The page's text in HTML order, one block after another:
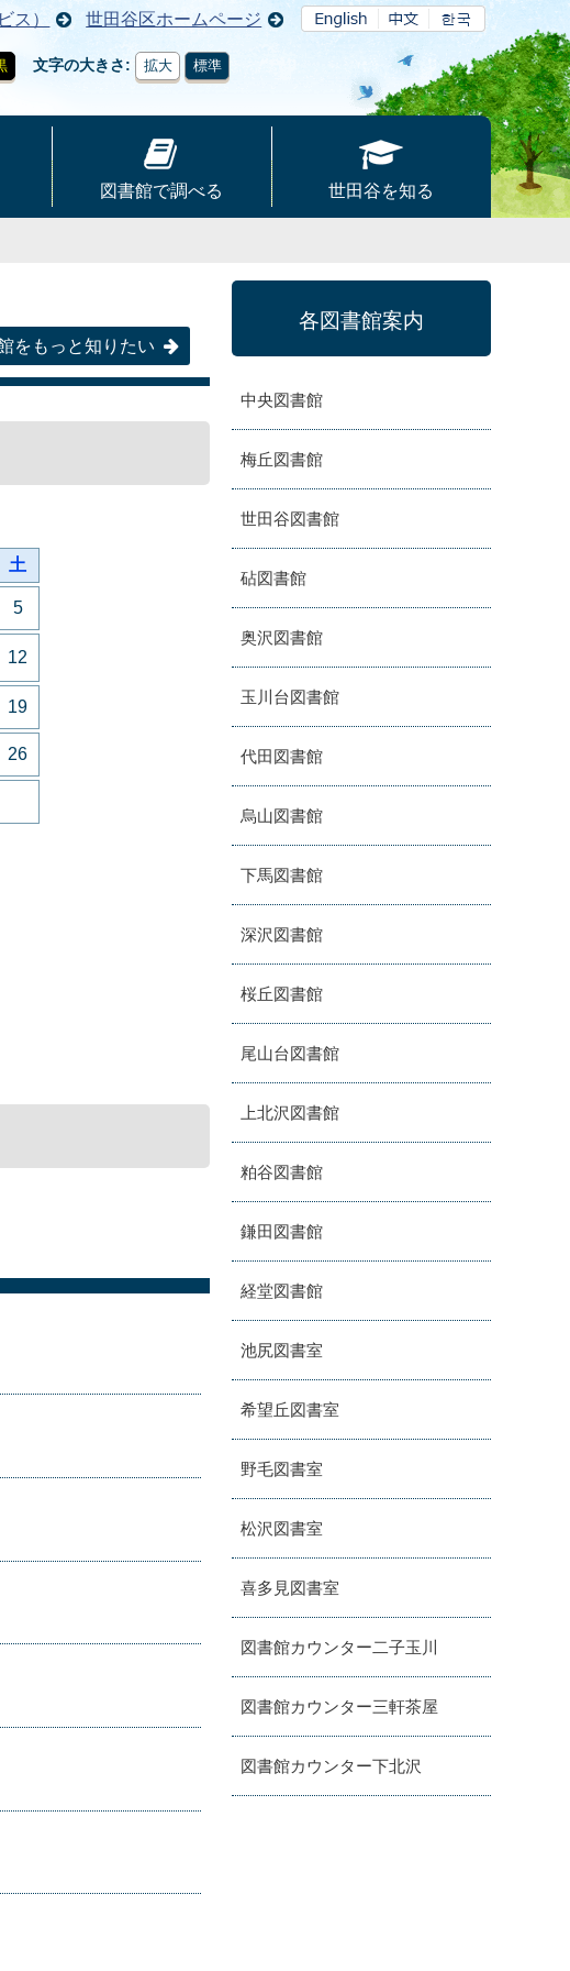
ス） 世田谷区ホームページ
文字の大きさ 拡大 標準
図書館で調べる 世田谷を知る
をもっと知りたい
土
5
12
19
26
各図書館案内
中央図書館
梅丘図書館
世田谷図書館
砧図書館
奥沢図書館
玉川台図書館
代田図書館
烏山図書館
下馬図書館
深沢図書館
桜丘図書館
尾山台図書館
上北沢図書館
粕谷図書館
鎌田図書館
経堂図書館
池尻図書室
希望丘図書室
野毛図書室
松沢図書室
喜多見図書室
図書館カウンター二子玉川
図書館カウンター三軒茶屋
図書館カウンター下北沢